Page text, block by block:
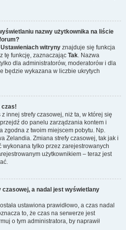
nazwy użytkownika na liście
Ustawieniach witryny znajduje się funkcja
tę funkcję, zaznaczając Tak. Nazwa
dla administratorów, moderatorów i dla
będzie wykazana w liczbie ukrytych
czas!
innej strefy czasowej, niż ta, w której się
do panelu zarządzania kontem i
zgodna z twoim miejscem pobytu. Np.
Zelandia. Zmiana strefy czasowej, tak jak i
tylko przez zarejestrowanych
użytkownikiem – teraz jest
czasowej, a nadal jest wyświetlany
ustawiona prawidłowo, a czas nadal
to, że czas na serwerze jest
o tym administratora, by naprawił